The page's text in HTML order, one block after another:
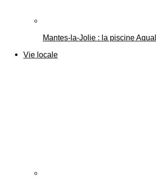
Mantes-la-Jolie : la piscine
Vie locale